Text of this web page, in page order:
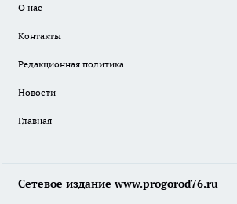
О нас
Контакты
Редакционная политика
Новости
Главная
Сетевое издание www.progorod76.ru